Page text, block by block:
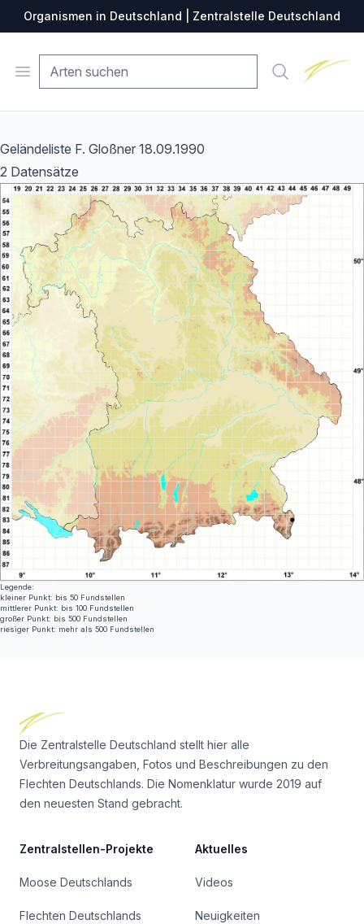
Organismen in Deutschland | Zentralstelle Deutschland
Open menu Suche
Geländeliste F. Gloßner 18.09.1990
2 Datensätze
Legende:
kleiner Punkt: bis 50 Fundstellen
mittlerer Punkt: bis 100 Fundstellen
großer Punkt: bis 500 Fundstellen
riesiger Punkt: mehr als 500 Fundstellen
Die Zentralstelle Deutschland stellt hier alle
Verbreitungsangaben, Fotos und Beschreibungen zu den
Flechten Deutschlands. Die Nomenklatur wurde 2019 auf
den neuesten Stand gebracht.
Zentralstellen-Projekte
Moose Deutschlands
Flechten Deutschlands
Aktuelles
Videos
Neuigkeiten